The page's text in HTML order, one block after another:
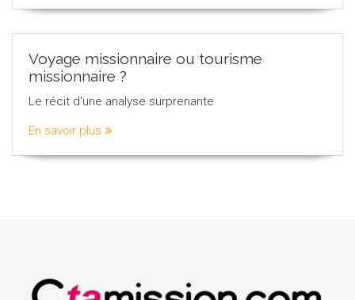
Voyage missionnaire ou tourisme
missionnaire ?
Le récit d'une analyse surprenante
En savoir plus